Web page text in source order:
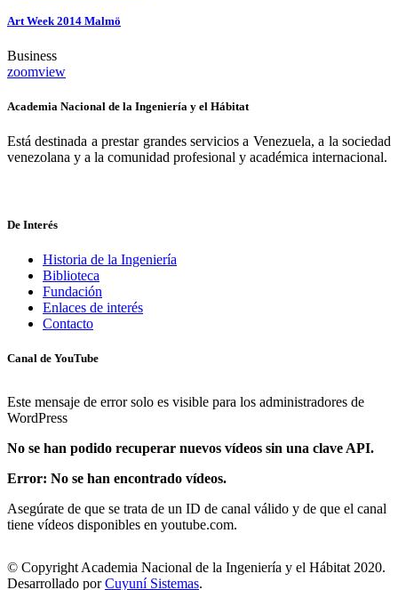
Art Week 2014 Malmö
Business
zoomview
Academia Nacional de la Ingeniería y el Hábitat
Está destinada a prestar grandes servicios a Venezuela, a la sociedad
venezolana y a la comunidad profesional y académica internacional.
De Interés
Historia de la Ingeniería
Biblioteca
Fundación
Enlaces de interés
Contacto
Canal de YouTube
Este mensaje de error solo es visible para los administradores de
WordPress
No se han podido recuperar nuevos vídeos sin una clave API.
Error: No se han encontrado vídeos.
Asegúrate de que se trata de un ID de canal válido y de que el canal
tiene vídeos disponibles en youtube.com.
© Copyright Academia Nacional de la Ingeniería y el Hábitat 2020.
Desarrollado porCuyuní Sistemas.